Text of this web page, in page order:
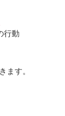
行動
ます。